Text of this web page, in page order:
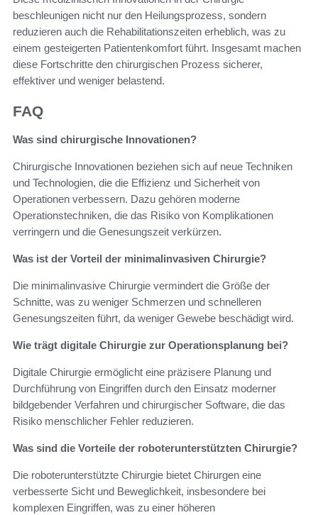
beschleunigen nicht nur den Heilungsprozess, sondern
reduzieren auch die Rehabilitationszeiten erheblich, was zu
einem gesteigerten Patientenkomfort führt. Insgesamt machen
diese Fortschritte den chirurgischen Prozess sicherer,
effektiver und weniger belastend.
FAQ
Was sind chirurgische Innovationen?
Chirurgische Innovationen beziehen sich auf neue Techniken
und Technologien, die die Effizienz und Sicherheit von
Operationen verbessern. Dazu gehören moderne
Operationstechniken, die das Risiko von Komplikationen
verringern und die Genesungszeit verkürzen.
Was ist der Vorteil der minimalinvasiven Chirurgie?
Die minimalinvasive Chirurgie vermindert die Größe der
Schnitte, was zu weniger Schmerzen und schnelleren
Genesungszeiten führt, da weniger Gewebe beschädigt wird.
Wie trägt digitale Chirurgie zur Operationsplanung bei?
Digitale Chirurgie ermöglicht eine präzisere Planung und
Durchführung von Eingriffen durch den Einsatz moderner
bildgebender Verfahren und chirurgischer Software, die das
Risiko menschlicher Fehler reduzieren.
Was sind die Vorteile der roboterunterstützten Chirurgie?
Die roboterunterstützte Chirurgie bietet Chirurgen eine
verbesserte Sicht und Beweglichkeit, insbesondere bei
komplexen Eingriffen, was zu einer höheren